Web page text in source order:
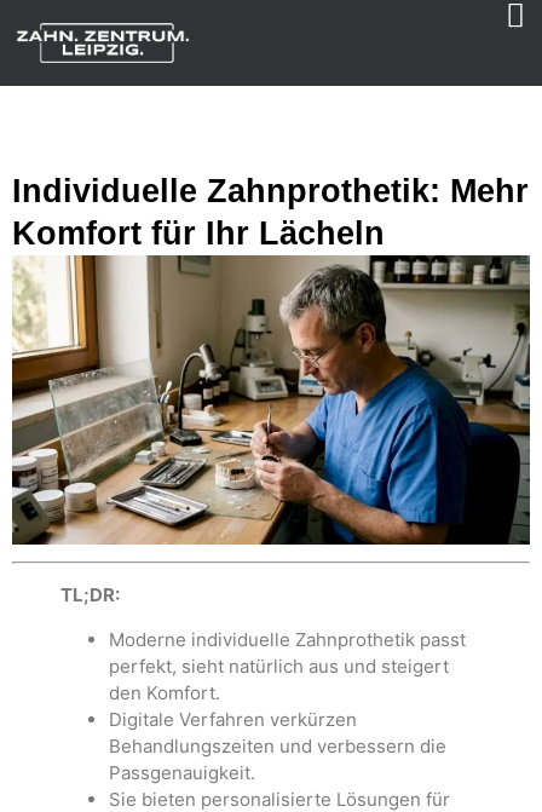
Individuelle Zahnprothetik: Mehr
Komfort für Ihr Lächeln
TL;DR:
Moderne individuelle Zahnprothetik passt
perfekt, sieht natürlich aus und steigert
den Komfort.
Digitale Verfahren verkürzen
Behandlungszeiten und verbessern die
Passgenauigkeit.
Sie bieten personalisierte Lösungen für